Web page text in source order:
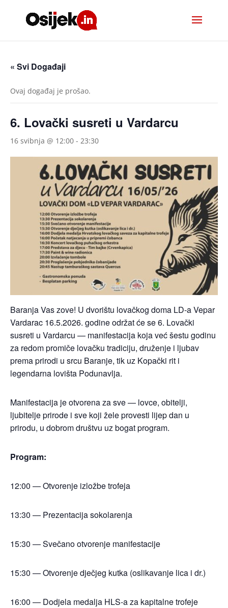
« Svi Događaji
Ovaj događaj je prošao.
6. Lovački susreti u Vardarcu
16 svibnja @ 12:00 - 23:30
Baranja Vas zove! U dvorištu lovačkog doma LD-a Vepar
Vardarac 16.5.2026. godine održat će se 6. Lovački
susreti u Vardarcu — manifestacija koja već šestu godinu
za redom promiče lovačku tradiciju, druženje i ljubav
prema prirodi u srcu Baranje, tik uz Kopački rit i
legendarna lovišta Podunavlja.
Manifestacija je otvorena za sve — lovce, obitelji,
ljubitelje prirode i sve koji žele provesti lijep dan u
prirodu, u dobrom društvu uz bogat program.
Program:
12:00 — Otvorenje izložbe trofeja
13:30 — Prezentacija sokolarenja
15:30 — Svečano otvorenje manifestacije
15:30 — Otvorenje dječjeg kutka (oslikavanje lica i dr.)
16:00 — Dodjela medalja HLS-a za kapitalne trofeje